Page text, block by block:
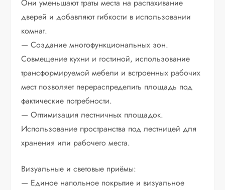
Они уменьшают траты места на распахивание
дверей и добавляют гибкости в использовании
комнат.
— Создание многофункциональных зон.
Совмещение кухни и гостиной, использование
трансформируемой мебели и встроенных рабочих
мест позволяет перераспределить площадь под
фактические потребности.
— Оптимизация лестничных площадок.
Использование пространства под лестницей для
хранения или рабочего места.
Визуальные и световые приёмы:
— Единое напольное покрытие и визуальное